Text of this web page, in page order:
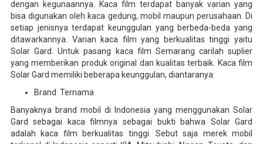
dengan kegunaannya. Kaca film terdapat banyak varian yang
bisa digunakan oleh kaca gedung, mobil maupun perusahaan. Di
setiap jenisnya terdapat keunggulan yang berbeda-beda yang
ditawarkannya. Varian kaca film yang berkualitas tinggi yaitu
Solar Gard. Untuk pasang kaca film Semarang carilah suplier
yang memberikan produk original dan kualitas terbaik. Kaca film
Solar Gard memiliki beberapa keunggulan, diantaranya:
Brand Ternama
Banyaknya brand mobil di Indonesia yang menggunakan Solar
Gard sebagai kaca filmnya sebagai bukti bahwa Solar Gard
adalah kaca film berkualitas tinggi. Sebut saja merek mobil